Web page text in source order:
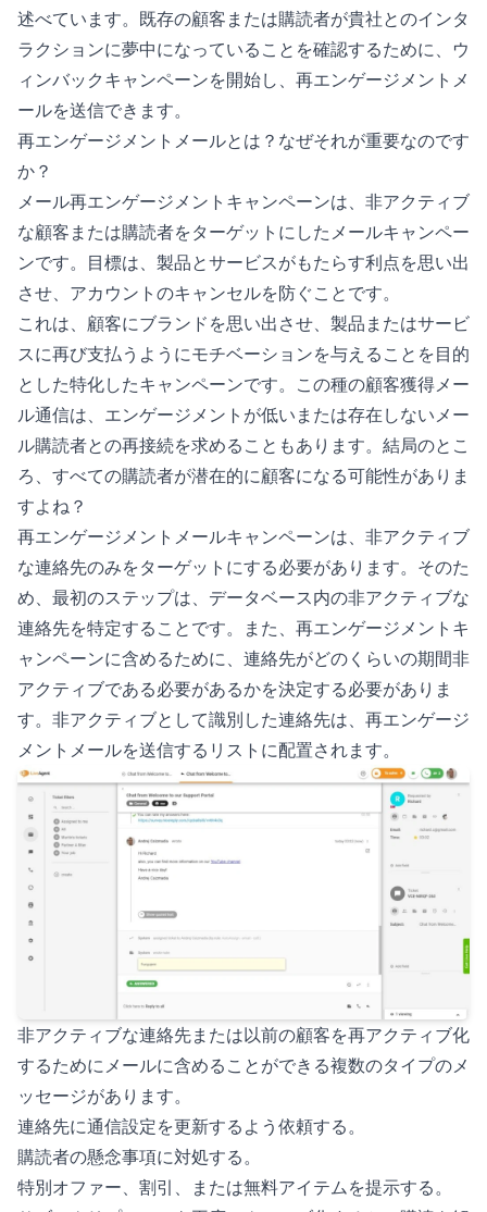
述べています。既存の顧客または購読者が貴社とのインタ
ラクションに夢中になっていることを確認するために、ウ
ィンバックキャンペーンを開始し、再エンゲージメントメ
ールを送信できます。
再エンゲージメントメールとは？なぜそれが重要なのです
か？
メール再エンゲージメントキャンペーンは、非アクティブ
な顧客または購読者をターゲットにしたメールキャンペー
ンです。目標は、製品とサービスがもたらす利点を思い出
させ、アカウントのキャンセルを防ぐことです。
これは、顧客にブランドを思い出させ、製品またはサービ
スに再び支払うようにモチベーションを与えることを目的
とした特化したキャンペーンです。この種の顧客獲得メー
ル通信は、エンゲージメントが低いまたは存在しないメー
ル購読者との再接続を求めることもあります。結局のとこ
ろ、すべての購読者が潜在的に顧客になる可能性がありま
すよね？
再エンゲージメントメールキャンペーンは、非アクティブ
な連絡先のみをターゲットにする必要があります。そのた
め、最初のステップは、データベース内の非アクティブな
連絡先を特定することです。また、再エンゲージメントキ
ャンペーンに含めるために、連絡先がどのくらいの期間非
アクティブである必要があるかを決定する必要がありま
す。非アクティブとして識別した連絡先は、再エンゲージ
メントメールを送信するリストに配置されます。
非アクティブな連絡先または以前の顧客を再アクティブ化
するためにメールに含めることができる複数のタイプのメ
ッセージがあります。
連絡先に通信設定を更新するよう依頼する。
購読者の懸念事項に対処する。
特別オファー、割引、または無料アイテムを提示する。